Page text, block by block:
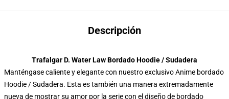
Descripción
Trafalgar D. Water Law Bordado Hoodie / Sudadera
Manténgase caliente y elegante con nuestro exclusivo Anime bordado
Hoodie / Sudadera. Esta es también una manera extremadamente
nueva de mostrar su amor por la serie con el diseño de bordado